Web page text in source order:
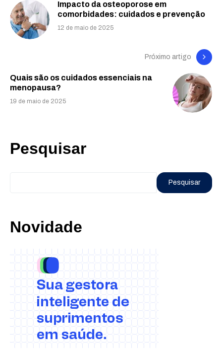
Impacto da osteoporose em
comorbidades: cuidados e prevenção
12 de maio de 2025
Próximo artigo
Quais são os cuidados essenciais na
menopausa?
19 de maio de 2025
Pesquisar
Pesquisar
Novidade